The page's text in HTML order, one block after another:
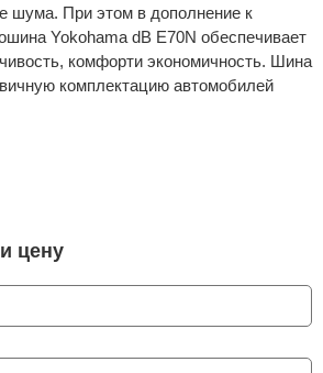
шума. При этом в дополнение к
Yokohama dB E70N обеспечивает
комфорти экономичность. Шина
комплектацию автомобилей
цену